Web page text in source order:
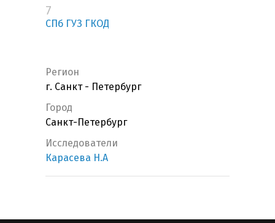
7
СПб ГУЗ ГКОД
Регион
г. Санкт - Петербург
Город
Санкт-Петербург
Исследователи
Карасева Н.А